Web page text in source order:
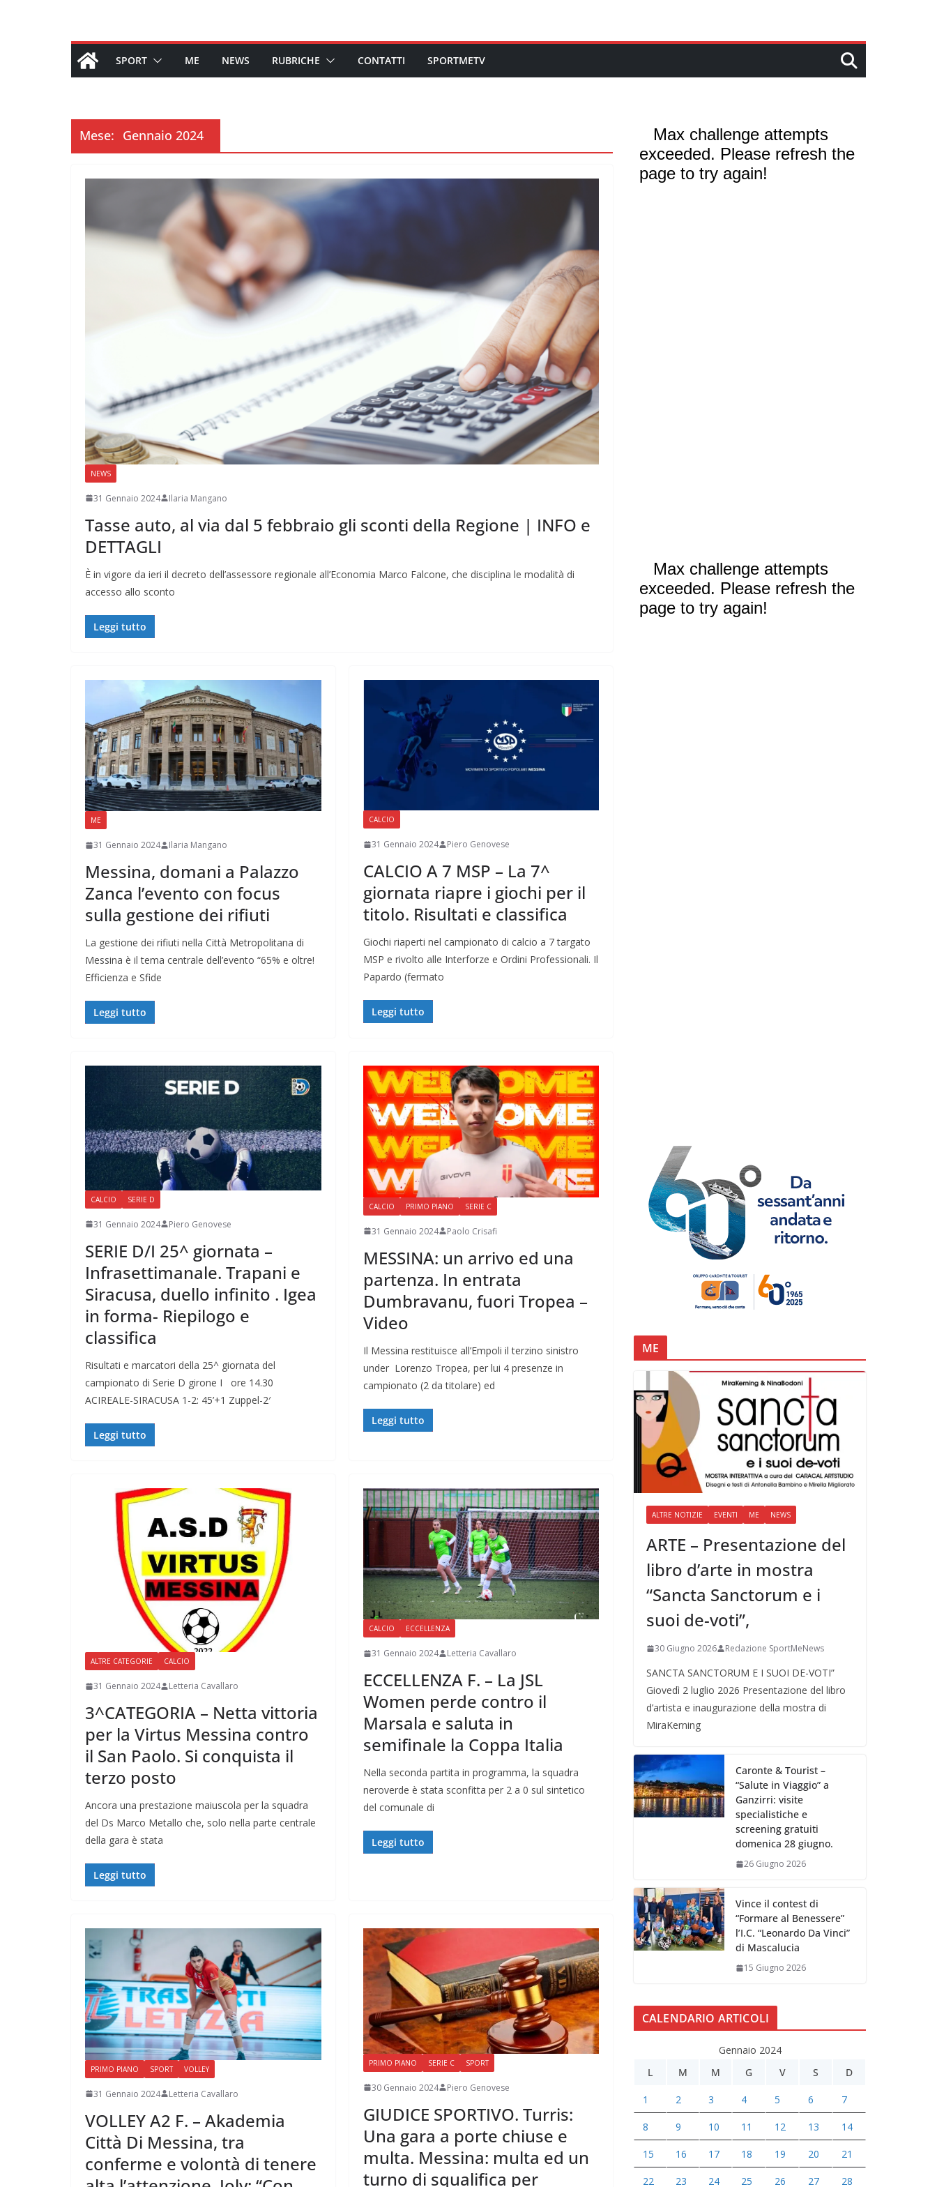
SPORT ME NEWS RUBRICHE CONTATTI SPORTMETV
Mese: Gennaio 2024
NEWS
31 Gennaio 2024 Ilaria Mangano
Tasse auto, al via dal 5 febbraio gli sconti della Regione | INFO e
DETTAGLI
È in vigore da ieri il decreto dell’assessore regionale all’Economia Marco Falcone, che disciplina le modalità di
accesso allo sconto
Leggi tutto
ME
31 Gennaio 2024 Ilaria Mangano
Messina, domani a Palazzo
Zanca l’evento con focus
sulla gestione dei rifiuti
La gestione dei rifiuti nella Città Metropolitana di
Messina è il tema centrale dell’evento “65% e oltre!
Efficienza e Sfide
Leggi tutto
CALCIO
31 Gennaio 2024 Piero Genovese
CALCIO A 7 MSP – La 7^
giornata riapre i giochi per il
titolo. Risultati e classifica
Giochi riaperti nel campionato di calcio a 7 targato
MSP e rivolto alle Interforze e Ordini Professionali. Il
Papardo (fermato
Leggi tutto
CALCIO SERIE D
31 Gennaio 2024 Piero Genovese
SERIE D/I 25^ giornata –
Infrasettimanale. Trapani e
Siracusa, duello infinito . Igea
in forma- Riepilogo e
classifica
Risultati e marcatori della 25^ giornata del
campionato di Serie D girone I ore 14.30
ACIREALE-SIRACUSA 1-2: 45’+1 Zuppel-2′
Leggi tutto
CALCIO PRIMO PIANO SERIE C
31 Gennaio 2024 Paolo Crisafi
MESSINA: un arrivo ed una
partenza. In entrata
Dumbravanu, fuori Tropea –
Video
Il Messina restituisce all’Empoli il terzino sinistro
under Lorenzo Tropea, per lui 4 presenze in
campionato (2 da titolare) ed
Leggi tutto
ALTRE CATEGORIE CALCIO
31 Gennaio 2024 Letteria Cavallaro
3^CATEGORIA – Netta vittoria
per la Virtus Messina contro
il San Paolo. Si conquista il
terzo posto
Ancora una prestazione maiuscola per la squadra
del Ds Marco Metallo che, solo nella parte centrale
della gara è stata
Leggi tutto
CALCIO ECCELLENZA
31 Gennaio 2024 Letteria Cavallaro
ECCELLENZA F. – La JSL
Women perde contro il
Marsala e saluta in
semifinale la Coppa Italia
Nella seconda partita in programma, la squadra
neroverde è stata sconfitta per 2 a 0 sul sintetico
del comunale di
Leggi tutto
PRIMO PIANO SPORT VOLLEY
31 Gennaio 2024 Letteria Cavallaro
VOLLEY A2 F. – Akademia
Città Di Messina, tra
conferme e volontà di tenere
PRIMO PIANO SERIE C SPORT
30 Gennaio 2024 Piero Genovese
GIUDICE SPORTIVO. Turris:
Una gara a porte chiuse e
multa. Messina: multa ed un
turno di squalifica per
ME
ALTRE NOTIZIE EVENTI ME NEWS
ARTE – Presentazione del
libro d’arte in mostra
“Sancta Sanctorum e i
suoi de-voti”,
30 Giugno 2026 Redazione SportMeNews
SANCTA SANCTORUM E I SUOI DE-VOTI”
Giovedì 2 luglio 2026 Presentazione del libro
d’artista e inaugurazione della mostra di
MiraKerning
Caronte & Tourist –
“Salute in Viaggio” a
Ganzirri: visite
specialistiche e
screening gratuiti
domenica 28 giugno.
26 Giugno 2026
Vince il contest di
“Formare al Benessere”
l’I.C. “Leonardo Da Vinci”
di Mascalucia
15 Giugno 2026
CALENDARIO ARTICOLI
Gennaio 2024
L
M M G V S D
1 2 3 4 5 6 7
8 9 10 11 12 13 14
15 16 17 18 19 20 21
22 23 24 25 26 27 28